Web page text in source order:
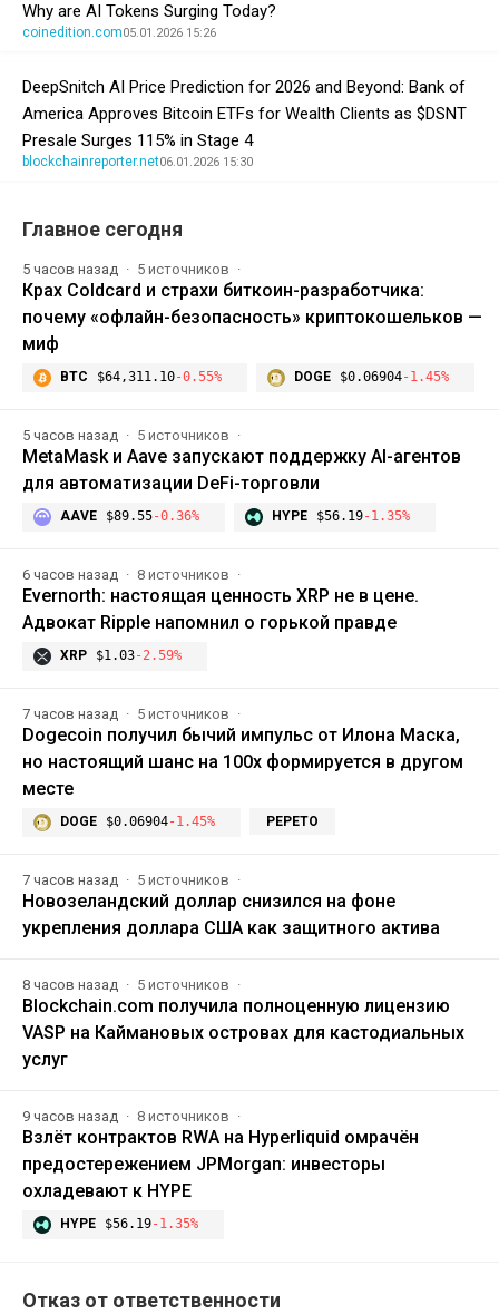
Why are AI Tokens Surging Today?
coinedition.com05.01.2026 15:26
DeepSnitch AI Price Prediction for 2026 and Beyond: Bank of
America Approves Bitcoin ETFs for Wealth Clients as $DSNT
Presale Surges 115% in Stage 4
blockchainreporter.net06.01.2026 15:30
Главное сегодня
5 часов назад 5 источников
Крах Coldcard и страхи биткоин-разработчика:
почему «офлайн-безопасность» криптокошельков —
миф
BTC $64,311.10-0.55% DOGE $0.06904-1.45%
5 часов назад 5 источников
MetaMask и Aave запускают поддержку AI-агентов
для автоматизации DeFi-торговли
AAVE $89.55-0.36% HYPE $56.19-1.35%
6 часов назад 8 источников
Evernorth: настоящая ценность XRP не в цене.
Адвокат Ripple напомнил о горькой правде
XRP $1.03-2.59%
7 часов назад 5 источников
Dogecoin получил бычий импульс от Илона Маска,
но настоящий шанс на 100x формируется в другом
месте
DOGE $0.06904-1.45% PEPETO
7 часов назад 5 источников
Новозеландский доллар снизился на фоне
укрепления доллара США как защитного актива
8 часов назад 5 источников
Blockchain.com получила полноценную лицензию
VASP на Каймановых островах для кастодиальных
услуг
9 часов назад 8 источников
Взлёт контрактов RWA на Hyperliquid омрачён
предостережением JPMorgan: инвесторы
охладевают к HYPE
HYPE $56.19-1.35%
Отказ от ответственности